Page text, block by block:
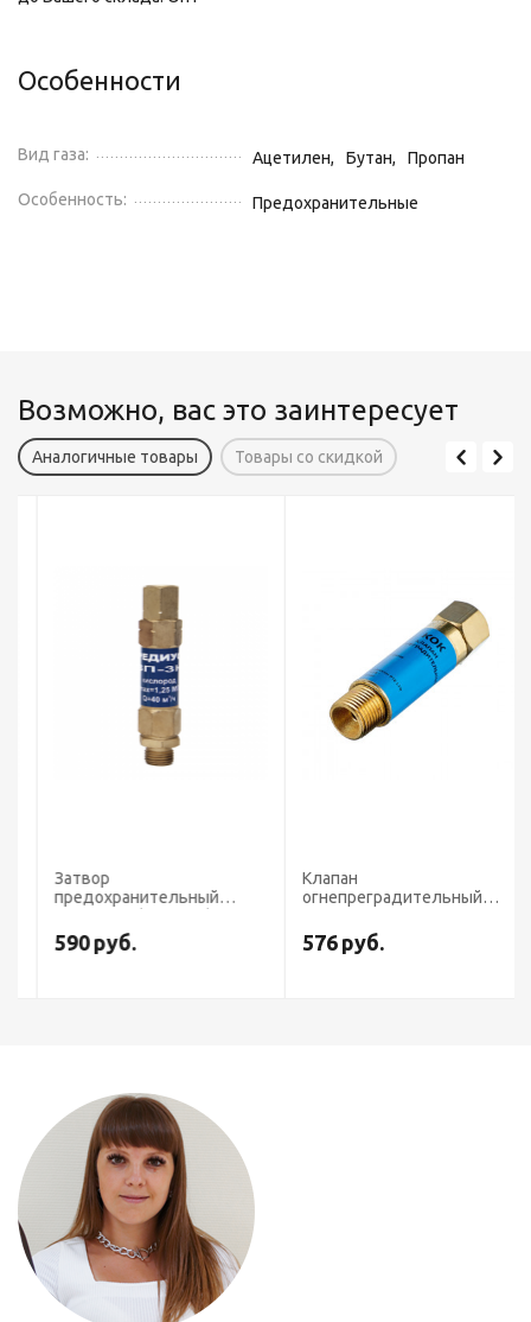
Особенности
Вид газа: Ацетилен, Бутан, Пропан
Особенность: Предохранительные
Возможно, вас это заинтересует
Аналогичные товары Товары со скидкой
Затвор
предохранительный
590руб.
Клапан
огнепреградительный
(на редуктор)
576руб.